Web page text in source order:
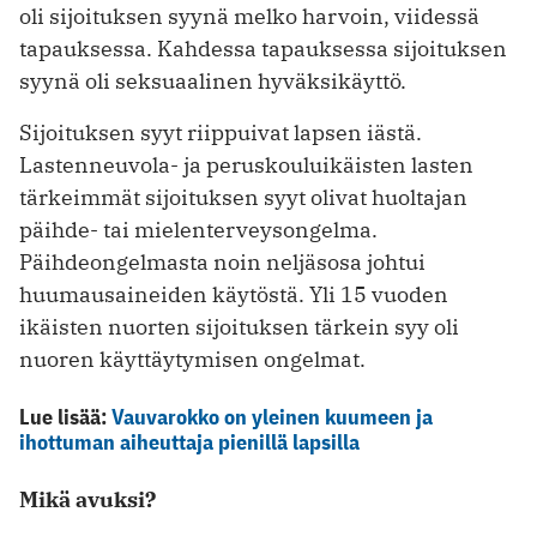
oli sijoituksen syynä melko harvoin, viidessä
tapauksessa. Kahdessa tapauksessa sijoituksen
syynä oli seksuaalinen hyväksikäyttö.
Sijoituksen syyt riippuivat lapsen iästä.
Lastenneuvola- ja peruskouluikäisten lasten
tärkeimmät sijoituksen syyt olivat huoltajan
päihde- tai mielenterveysongelma.
Päihdeongelmasta noin neljäsosa johtui
huumausaineiden käytöstä. Yli 15 vuoden
ikäisten nuorten sijoituksen tärkein syy oli
nuoren käyttäytymisen ongelmat.
Lue lisää:Vauvarokko on yleinen kuumeen ja
ihottuman aiheuttaja pienillä lapsilla
Mikä avuksi?